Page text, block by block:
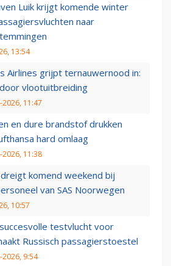
Luik krijgt komende winter
naar
13:54
Airlines grijpt ternauwernood in:
vlootuitbreiding
2026, 11:47
en dure brandstof drukken
hard omlaag
2026, 11:38
komend weekend bij
van SAS Noorwegen
10:57
testvlucht voor
Russisch passagierstoestel
2026, 9:54